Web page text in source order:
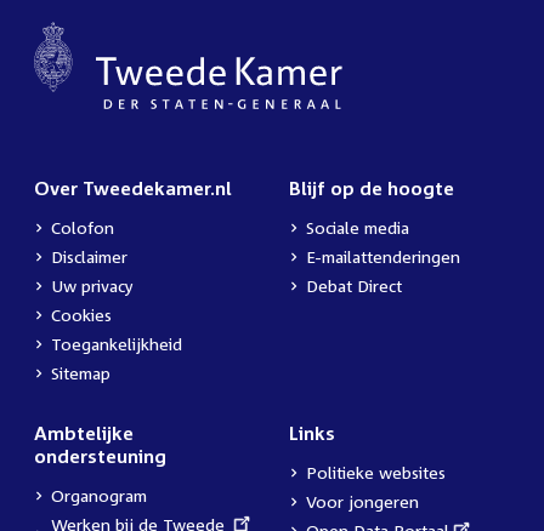
Over Tweedekamer.nl
Colofon
Disclaimer
Uw privacy
Cookies
Toegankelijkheid
Sitemap
Blijf op de hoogte
Sociale media
E-mailattenderingen
Debat Direct
Ambtelijke
ondersteuning
Organogram
External
Werken bij de Tweede
Links
Politieke websites
Voor jongeren